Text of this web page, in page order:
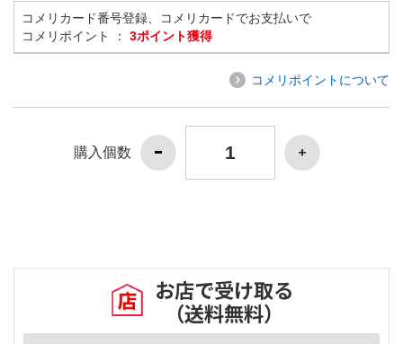
コメリカード番号登録、コメリカードでお支払いで
コメリポイント ： 3ポイント獲得
コメリポイントについて
購入個数
お店で受け取る
（送料無料）